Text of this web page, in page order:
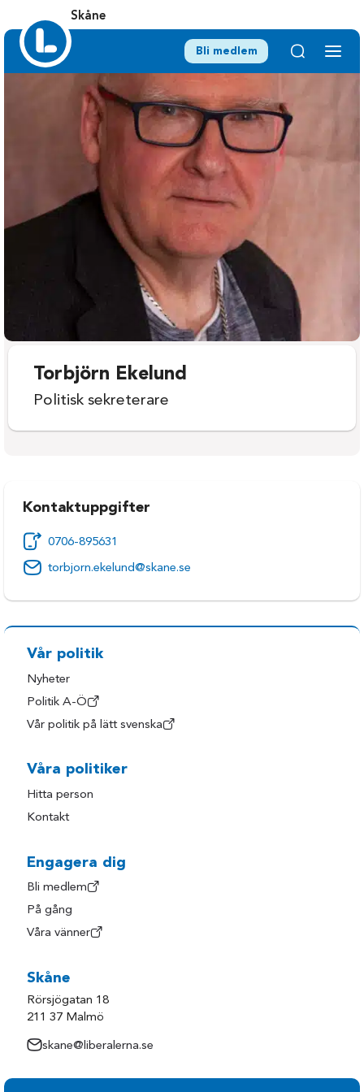
Skåne
Bli medlem
Torbjörn Ekelund
Politisk sekreterare
Kontaktuppgifter
0706-895631
torbjorn.ekelund@skane.se
Vår politik
Nyheter
Politik A-Ö
Vår politik på lätt svenska
Våra politiker
Hitta person
Kontakt
Engagera dig
Bli medlem
På gång
Våra vänner
Skåne
Rörsjögatan 18
211 37 Malmö
skane@liberalerna.se